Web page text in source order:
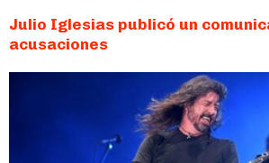
Julio Iglesias publicó un
acusaciones